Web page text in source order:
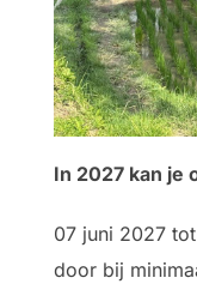
In 2027 kan je
07 juni 2027
door bij